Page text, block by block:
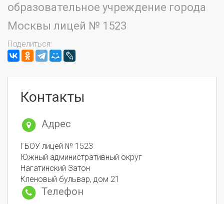
образовательное учреждение города
Москвы лицей № 1523
Поделиться:
Контакты
Адрес
ГБОУ лицей № 1523
Южный административный округ
Нагатинский Затон
Кленовый бульвар, дом 21
Телефон